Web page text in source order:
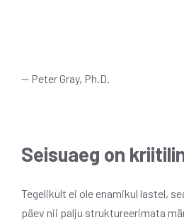
— Peter Gray, Ph.D.
Seisuaeg on
Tegelikult ei ole enamikul lastel,
päev nii palju struktureerimata